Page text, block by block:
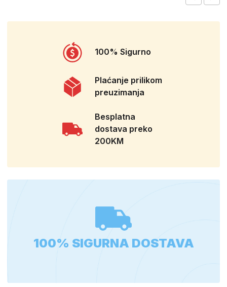
100% Sigurno
Plaćanje prilikom
preuzimanja
Besplatna
dostava preko
200KM
100% SIGURNA DOSTAVA